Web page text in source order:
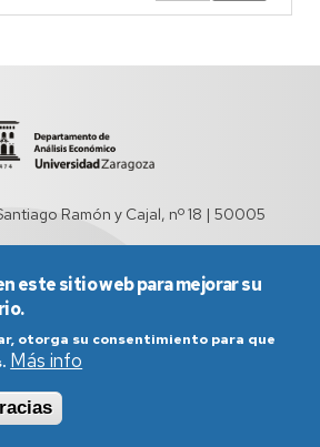
Ramón y Cajal, nº 18 | 50005
Condiciones generales de uso
este sitio web para mejorar su
otorga su consentimiento para que
Más info